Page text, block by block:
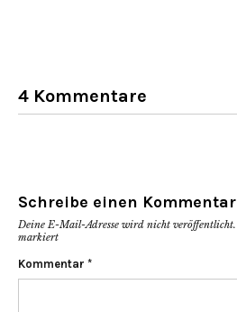
4 Kommentare
Schreibe einen Kommentar
Deine E-Mail-Adresse wird nicht veröffentlicht.
markiert
Kommentar *